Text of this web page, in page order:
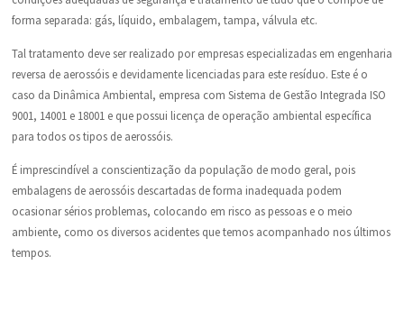
forma separada: gás, líquido, embalagem, tampa, válvula etc.
Tal tratamento deve ser realizado por empresas especializadas em engenharia
reversa de aerossóis e devidamente licenciadas para este resíduo. Este é o
caso da Dinâmica Ambiental, empresa com Sistema de Gestão Integrada ISO
9001, 14001 e 18001 e que possui licença de operação ambiental específica
para todos os tipos de aerossóis.
É imprescindível a conscientização da população de modo geral, pois
embalagens de aerossóis descartadas de forma inadequada podem
ocasionar sérios problemas, colocando em risco as pessoas e o meio
ambiente, como os diversos acidentes que temos acompanhado nos últimos
tempos.